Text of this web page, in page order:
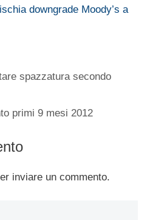
downgrade Moody’s a
spazzatura secondo
primi 9 mesi 2012
inviare un commento.